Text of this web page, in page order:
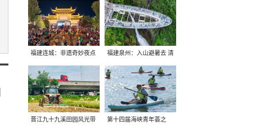
福建连城：非遗奇妙夜点
亮夏夜
福建泉州：入山避暑去 清
凉好惬意
晋江九十九溪田园风光带 第十四届海峡青年荟之